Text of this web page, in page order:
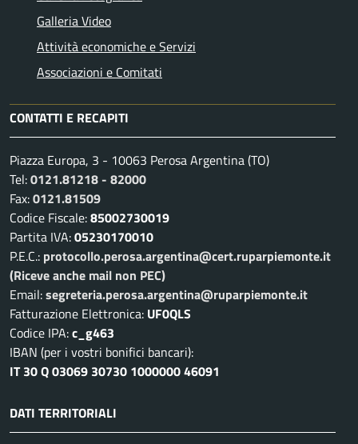
Galleria Video
Attività economiche e Servizi
Associazioni e Comitati
CONTATTI E RECAPITI
Piazza Europa, 3 - 10063 Perosa Argentina (TO)
Tel:0121.81218 - 82000
Fax:0121.81509
Codice Fiscale:85002730019
Partita IVA:05230170010
P.E.C.: protocollo.perosa.argentina@cert.ruparpiemonte.it
(Riceve anche mail non PEC)
Email:segreteria.perosa.argentina@ruparpiemonte.it
Fatturazione Elettronica: UF0QLS
Codice IPA:c_g463
IBAN (per i vostri bonifici bancari):
IT 30 Q 03069 30730 1000000 46091
DATI TERRITORIALI